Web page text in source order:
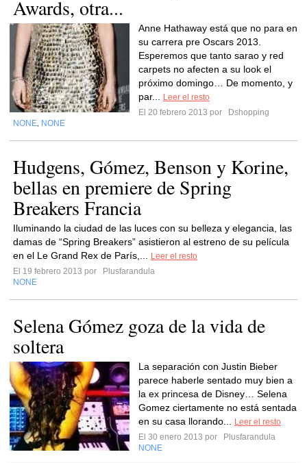
Awards, otra...
Anne Hathaway está que no para en
su carrera pre Oscars 2013.
Esperemos que tanto sarao y red
carpets no afecten a su look el
próximo domingo… De momento, y
par...
Leer el resto
El 20 febrero 2013 por
Dshopping
NONE NONE
Hudgens, Gómez, Benson y Korine,
bellas en premiere de Spring
Breakers Francia
Iluminando la ciudad de las luces con su belleza y elegancia, las
damas de “Spring Breakers” asistieron al estreno de su película
en el Le Grand Rex de París,...
Leer el resto
El 19 febrero 2013 por
Plusfarandula
NONE
Selena Gómez goza de la vida de
soltera
La separación con Justin Bieber
parece haberle sentado muy bien a
la ex princesa de Disney… Selena
Gomez ciertamente no está sentada
en su casa llorando...
Leer el resto
El 30 enero 2013 por
Plusfarandula
NONE